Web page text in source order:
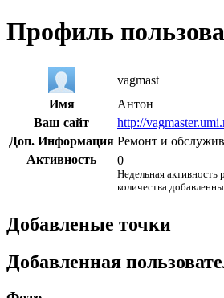
Профиль
vagmast
Имя
Антон
Ваш сайт
http://
Доп. Информация Ремонт и
Активность
0
Недельная активность
количества
Добавленые точки
Добавленная